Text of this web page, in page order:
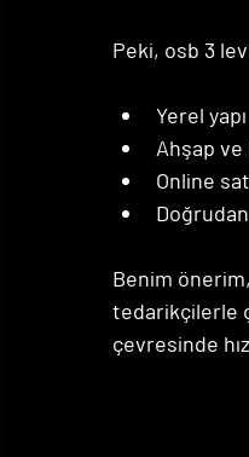
Peki, osb 3
Yerel
Ahşap
Online
Benim
tedarikçilerle
çevresinde